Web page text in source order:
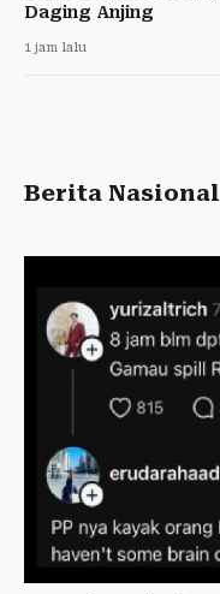
Daging Anjing
1 jam lalu
Berita Nasional